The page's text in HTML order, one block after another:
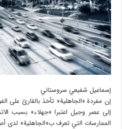
إسماعیل شفیعي سروستاني
إن مفردة «الجاهلية» تأخذ بالقارئ على
إلى عصر وجيل اعتبرا «جهلاء» بسبب
الممارسات التي تعرف ب«الجاهلية» لدى